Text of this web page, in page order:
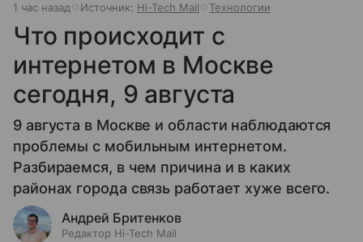
1 час назад Источник: Hi-Tech Mail Технологии
Что происходит с
интернетом в Москве
сегодня, 9 августа
9 августа в Москве и области наблюдаются
проблемы с мобильным интернетом.
Разбираемся, в чем причина и в каких
районах города связь работает хуже всего.
Андрей Бритенков
Редактор Hi-Tech Mail